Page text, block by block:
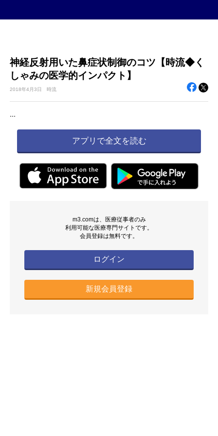
神経反射用いた鼻症状制御のコツ【時流◆く
しゃみの医学的インパクト】
2018年4月3日 時流
...
アプリで全文を読む
m3.comは、医療従事者のみ
利用可能な医療専門サイトです。
会員登録は無料です。
ログイン
新規会員登録